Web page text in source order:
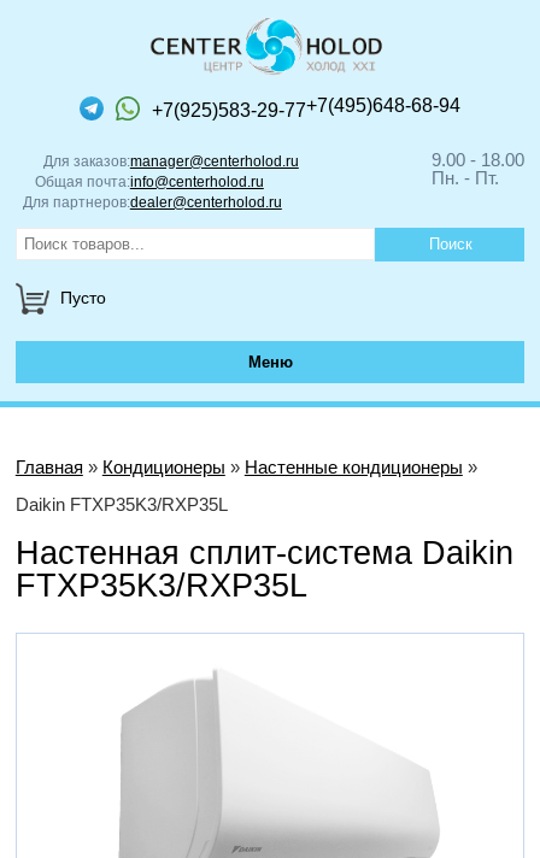
+7(925)583-29-77+7(495)648-68-94
Для заказов:manager@centerholod.ru
Общая почта:info@centerholod.ru
Для партнеров:dealer@centerholod.ru
9.00 - 18.00
Пн. - Пт.
Пусто
Меню
Главная » Кондиционеры » Настенные кондиционеры »
Daikin FTXP35K3/RXP35L
Настенная сплит-система Daikin
FTXP35K3/RXP35L